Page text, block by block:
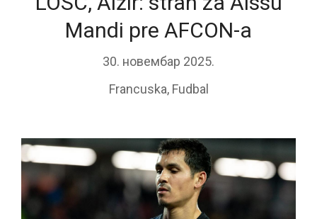
Mandi pre AFCON-a
30. новембар 2025.
Francuska, Fudbal